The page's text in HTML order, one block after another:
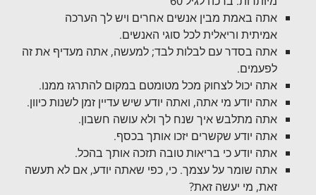
אתה באמת מבין אנשים אחרים ויש לך הערכה
אמיתית וריאלית לכל סוגי האנשים.
אתה בסדר עם לבלות לבד; למעשה, אתה מעדיף את זה
לפעמים.
אתה יכול לצחוק מכל מטומטם במקום להתרגז ממנו.
אתה יודע מי אתה, ואתה יודע שיש עדיין זמן לשנות כיוון.
אתה מתלבש איך שנח לך ולא עושה חשבון.
אתה יודע שקשרים יזכו אותך בכסף.
אתה יודע כי בריאות טובה תזכה אותך בהכל.
אתה שומר על עצמך. כי, כפי שאתה יודע, אם לא תעשה
זאת, מי יעשה זאת?